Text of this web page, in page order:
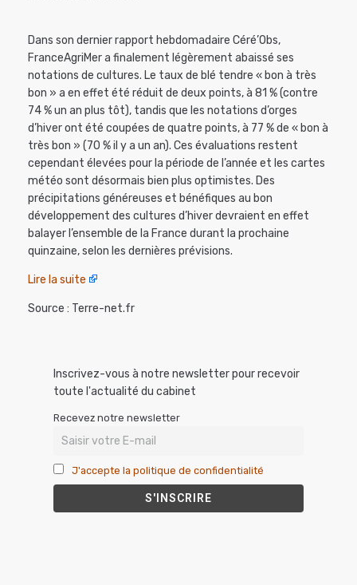
Dans son dernier rapport hebdomadaire Céré’Obs,
FranceAgriMer a finalement légèrement abaissé ses
notations de cultures. Le taux de blé tendre « bon à très
bon » a en effet été réduit de deux points, à 81 % (contre
74 % un an plus tôt), tandis que les notations d’orges
d’hiver ont été coupées de quatre points, à 77 % de « bon à
très bon » (70 % il y a un an). Ces évaluations restent
cependant élevées pour la période de l’année et les cartes
météo sont désormais bien plus optimistes. Des
précipitations généreuses et bénéfiques au bon
développement des cultures d’hiver devraient en effet
balayer l’ensemble de la France durant la prochaine
quinzaine, selon les dernières prévisions.
Lire la suite
Source : Terre-net.fr
Inscrivez-vous à notre newsletter pour recevoir
toute l'actualité du cabinet
Recevez notre newsletter
J'accepte la politique de confidentialité